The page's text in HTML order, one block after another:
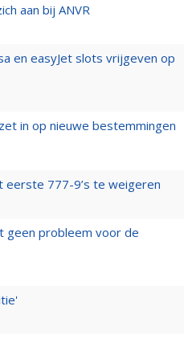
aan bij ANVR
en easyJet slots vrijgeven op
in op nieuwe bestemmingen
eerste 777-9’s te weigeren
geen probleem voor de